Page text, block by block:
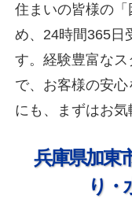
住まいの皆様の
め、24時間365日
す。経験豊富な
で、お客様の安
にも、まずはお気
兵庫県加東
り・